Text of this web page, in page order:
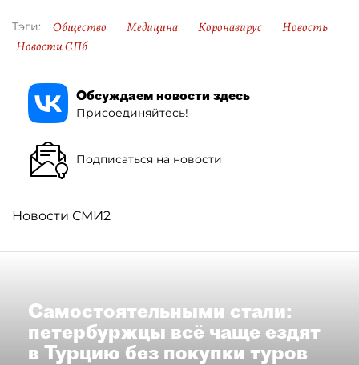
Тэги: Общество Медицина Коронавирус
Новость
Новости СПб
Обсуждаем новости здесь
Присоединяйтесь!
Подписаться на новости
Новости СМИ2
Самостоятельными стали:
петербуржцы всё чаще ездят
в Турцию без покупки туров